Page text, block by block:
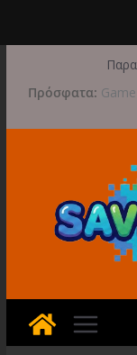
περιεχόμενο
Πρόσφατα:
Μια